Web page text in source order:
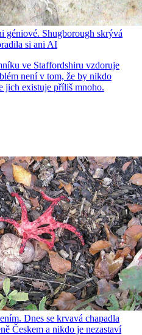
géniové. Shugborough skrývá
si ani AI
ve Staffordshiru vzdoruje
není v tom, že by nikdo
jich existuje příliš mnoho.
Dnes se krvavá chapadla
Českem a nikdo je nezastaví